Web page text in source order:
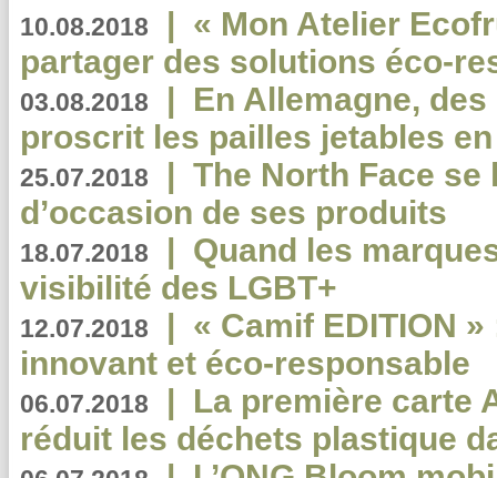
10.08.2018 | « Mon Atelier
partager des solutions éco-
03.08.2018 | En Allemagne,
proscrit les pailles jetables
25.07.2018 | The North Face se
d’occasion de ses produits
18.07.2018 | Quand les
visibilité des LGBT+
12.07.2018 | « Camif EDITION
innovant et éco-responsable
06.07.2018 | La première carte
réduit les déchets plastique